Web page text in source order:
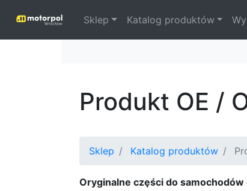
Sklep Katalog produktów
Produkt OE /
Sklep Katalog produktów
Oryginalne części do samochodów